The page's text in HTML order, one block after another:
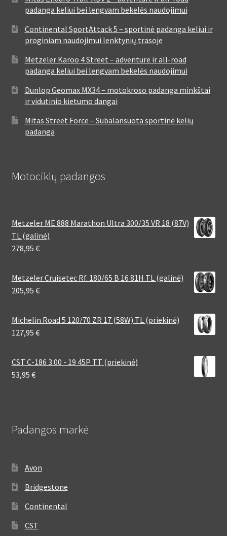
padanga keliui bei lengvam bekelės naudojimui
Continental SportAttack 5 – sportinė padanga keliui ir
proginiam naudojimui lenktynių trasoje
Metzeler Karoo 4 Street – adventure ir all-road
padanga keliui bei lengvam bekelės naudojimui
Dunlop Geomax MX34 – motokroso padanga minkštai
ir vidutinio kietumo dangai
Mitas Street Force – Subalansuota sportinė kelių
padanga
Motociklų padangos
Metzeler ME 888 Marathon Ultra 300/35 VR 18 (87V)
TL (galinė)
278,95 €
Metzeler Cruisetec Rf. 180/65 B 16 81H TL (galinė)
205,95 €
Michelin Road 5 120/70 ZR 17 (58W) TL (priekinė)
127,95 €
CST C-186 3.00 - 19 45P TT (priekinė)
53,95 €
Padangos markė
Avon
Bridgestone
Continental
CST